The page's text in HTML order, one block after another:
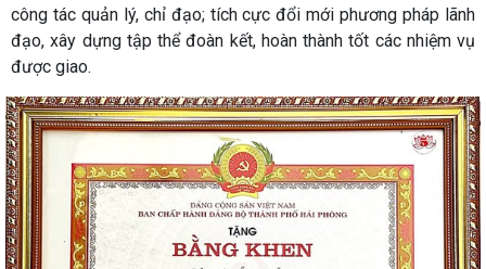
công tác quản lý, chỉ đạo; tích cực đổi mới phương pháp lãnh
đạo, xây dựng tập thể đoàn kết, hoàn thành tốt các nhiệm vụ
được giao.